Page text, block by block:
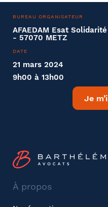
BUREAU ORGANISATEUR
AFAEDAM Esat
- 57070 METZ
DATE
21 mars 2024
9h00 à 13h00
Je
À propos